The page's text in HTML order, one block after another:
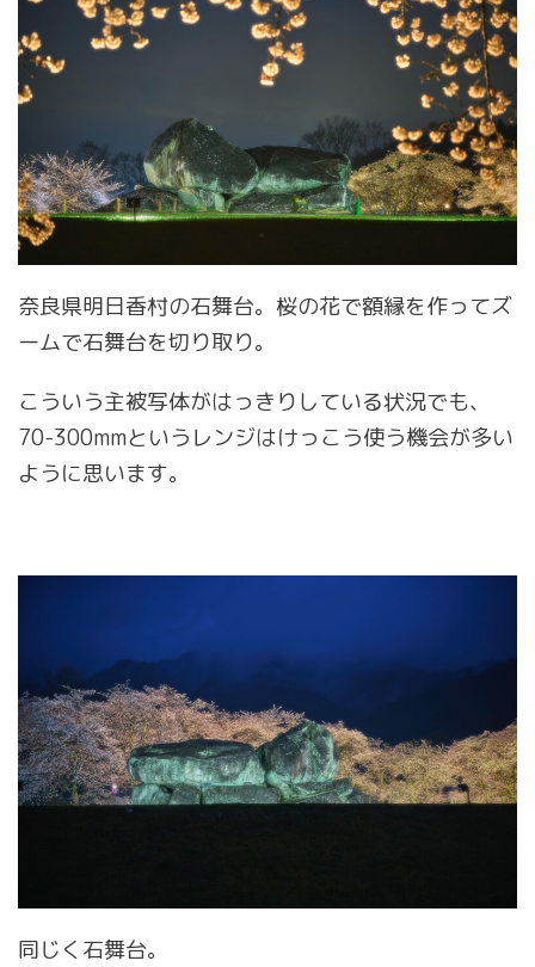
奈良県明日香村の石舞台。桜の花で額縁を作ってズ
ームで石舞台を切り取り。
こういう主被写体がはっきりしている状況でも、
70-300mmというレンジはけっこう使う機会が多い
ように思います。
同じく石舞台。